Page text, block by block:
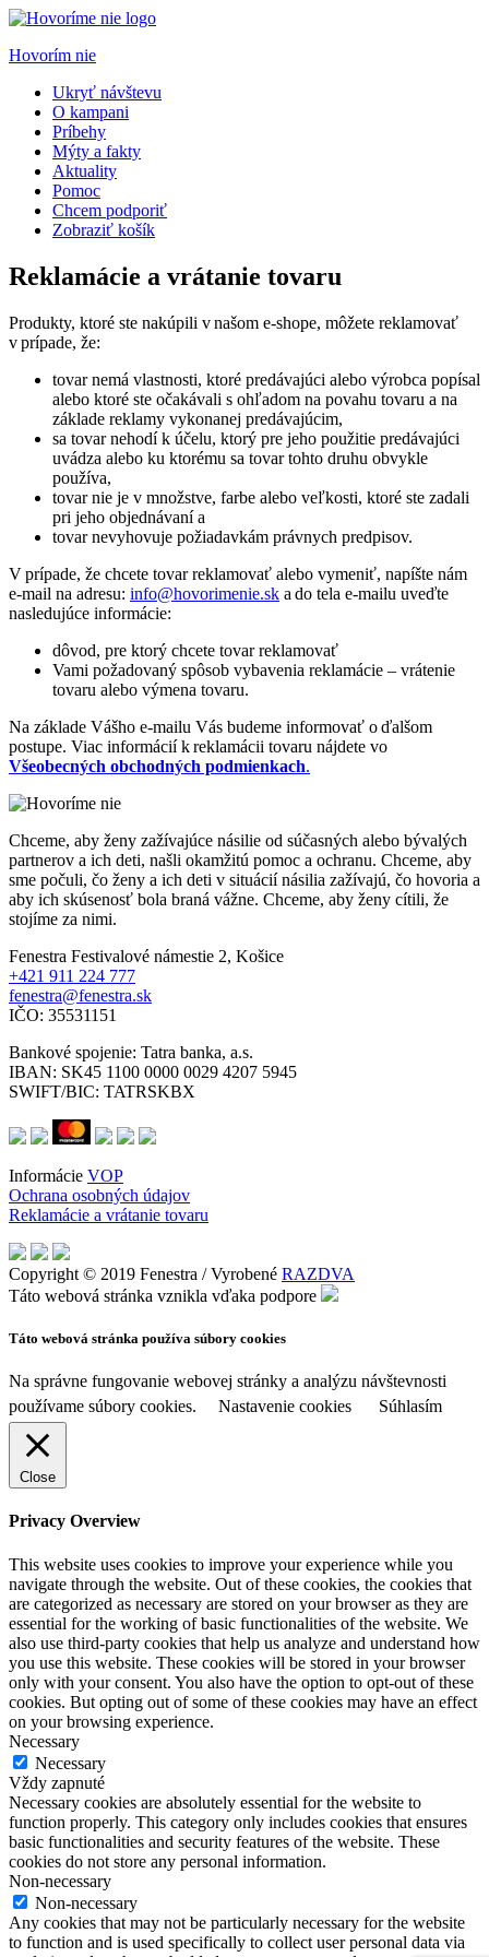
Hovorím nie
Ukryť návštevu
O kampani
Príbehy
Mýty a fakty
Aktuality
Pomoc
Chcem podporiť
Zobraziť košík
Reklamácie a vrátanie tovaru
Produkty, ktoré ste nakúpili v našom e-shope, môžete reklamovať
v prípade, že:
tovar nemá vlastnosti, ktoré predávajúci alebo výrobca popísal
alebo ktoré ste očakávali s ohľadom na povahu tovaru a na
základe reklamy vykonanej predávajúcim,
sa tovar nehodí k účelu, ktorý pre jeho použitie predávajúci
uvádza alebo ku ktorému sa tovar tohto druhu obvykle
používa,
tovar nie je v množstve, farbe alebo veľkosti, ktoré ste zadali
pri jeho objednávaní a
tovar nevyhovuje požiadavkám právnych predpisov.
V prípade, že chcete tovar reklamovať alebo vymeniť, napíšte nám
e-mail na adresu: info@hovorimenie.sk a do tela e-mailu uveďte
nasledujúce informácie:
dôvod, pre ktorý chcete tovar reklamovať
Vami požadovaný spôsob vybavenia reklamácie – vrátenie
tovaru alebo výmena tovaru.
Na základe Vášho e-mailu Vás budeme informovať o ďalšom
postupe. Viac informácií k reklamácii tovaru nájdete vo
Všeobecných obchodných podmienkach.
Chceme, aby ženy zažívajúce násilie od súčasných alebo bývalých
partnerov a ich deti, našli okamžitú pomoc a ochranu. Chceme, aby
sme počuli, čo ženy a ich deti v situácií násilia zažívajú, čo hovoria a
aby ich skúsenosť bola braná vážne. Chceme, aby ženy cítili, že
stojíme za nimi.
Fenestra Festivalové námestie 2, Košice
+421 911 224 777
fenestra@fenestra.sk
IČO: 35531151
Bankové spojenie: Tatra banka, a.s.
IBAN: SK45 1100 0000 0029 4207 5945
SWIFT/BIC: TATRSKBX
Informácie VOP
Ochrana osobných údajov
Reklamácie a vrátanie tovaru
Copyright © 2019 Fenestra / Vyrobené RAZDVA
Táto webová stránka vznikla vďaka podpore
Táto webová stránka používa súbory cookies
Na správne fungovanie webovej stránky a analýzu návštevnosti
používame súbory cookies.
Nastavenie cookies Súhlasím
Close
Privacy Overview
This website uses cookies to improve your experience while you
navigate through the website. Out of these cookies, the cookies that
are categorized as necessary are stored on your browser as they are
essential for the working of basic functionalities of the website. We
also use third-party cookies that help us analyze and understand how
you use this website. These cookies will be stored in your browser
only with your consent. You also have the option to opt-out of these
cookies. But opting out of some of these cookies may have an effect
on your browsing experience.
Necessary
Necessary
Vždy zapnuté
Necessary cookies are absolutely essential for the website to
function properly. This category only includes cookies that ensures
basic functionalities and security features of the website. These
cookies do not store any personal information.
Non-necessary
Non-necessary
Any cookies that may not be particularly necessary for the website
to function and is used specifically to collect user personal data via